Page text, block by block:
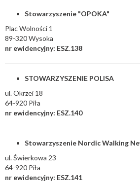
Stowarzyszenie "OPOKA"
Plac Wolności 1
89-320 Wysoka
nr ewidencyjny: ESZ.138
STOWARZYSZENIE POLISA
ul. Okrzei 18
64-920 Piła
nr ewidencyjny: ESZ.140
Stowarzyszenie Nordic Walking
ul. Świerkowa 23
64-920 Piła
nr ewidencyjny: ESZ.141